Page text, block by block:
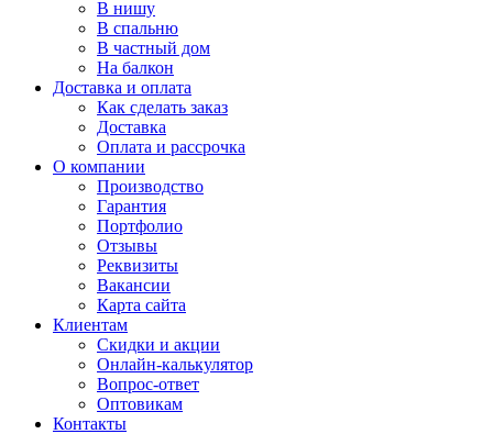
В нишу
В спальню
В частный дом
На балкон
Доставка и оплата
Как сделать заказ
Доставка
Оплата и рассрочка
О компании
Производство
Гарантия
Портфолио
Отзывы
Реквизиты
Вакансии
Карта сайта
Клиентам
Скидки и акции
Онлайн-калькулятор
Вопрос-ответ
Оптовикам
Контакты